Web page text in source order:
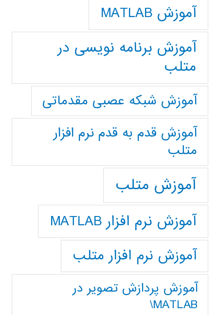
آموزش MATLAB
آموزش برنامه نویسی در
متلب
آموزش شبکه عصبی مقدماتی
آموزش قدم به قدم نرم افزار
متلب
آموزش متلب
آموزش نرم افزار MATLAB
آموزش نرم افزار متلب
آموزش پردازش تصوير در
MATLAB\